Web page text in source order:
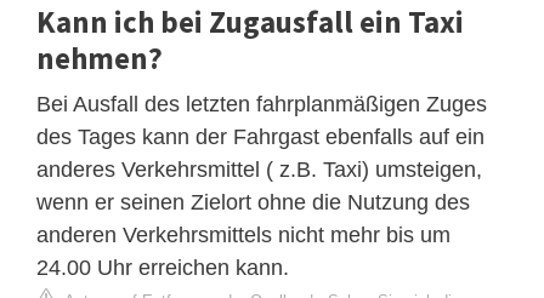
Kann ich bei Zugausfall ein Taxi
nehmen?
Bei Ausfall des letzten fahrplanmäßigen Zuges
des Tages kann der Fahrgast ebenfalls auf ein
anderes Verkehrsmittel ( z.B. Taxi) umsteigen,
wenn er seinen Zielort ohne die Nutzung des
anderen Verkehrsmittels nicht mehr bis um
24.00 Uhr erreichen kann.